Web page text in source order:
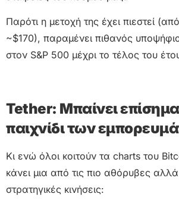
Παρότι η μετοχή της έχει πιεστεί
~$170), παραμένει πιθανός
στον S&P 500 μέχρι το τέλος του
Tether: Μπαίνει
παιχνίδι των
Κι ενώ όλοι κοιτούν τα charts του
κάνει μια από τις πιο αθόρυβες
στρατηγικές κινήσεις: